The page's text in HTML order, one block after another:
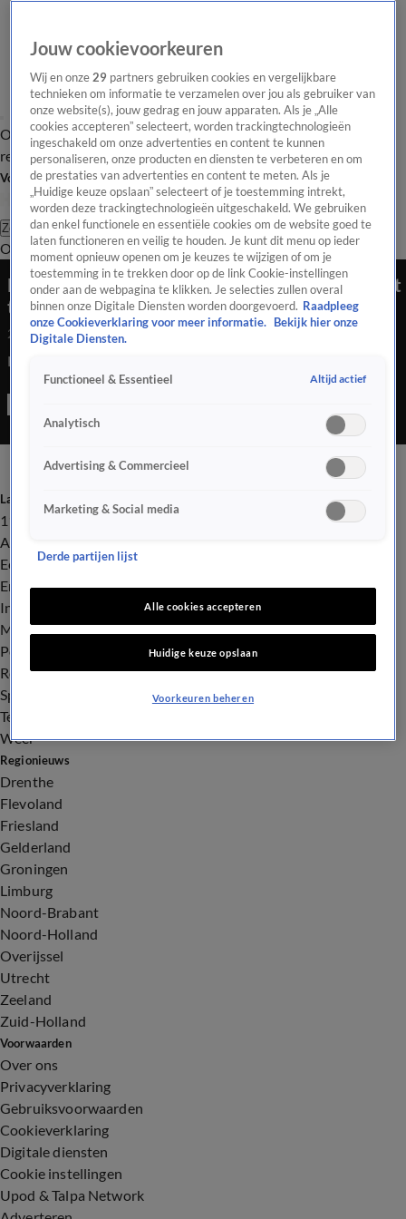
Overzicht Laatste nieuws Regionieuws Het beste van Hart
Tip de
redactie
Volg Hart van Nederland
Zoeken
OverzichtRegioUitzendingenWeerTip de redactiePanelVideo's
Honderden jongeren in Breda om toch 538-feest
te vieren
24 apr 2021, 17:08
Honderden jongeren in Breda om toch 538-feest te vieren
Laatste nieuws
112
Advies & Tips
Economie
Entertainment
Infrastructuur
Milieu en Gezondheid
Politiek
Royalty
Sport
Tech
Weer
Regionieuws
Drenthe
Flevoland
Friesland
Gelderland
Groningen
Limburg
Noord-Brabant
Noord-Holland
Overijssel
Utrecht
Zeeland
Zuid-Holland
Voorwaarden
Over ons
Privacyverklaring
Gebruiksvoorwaarden
Cookieverklaring
Digitale diensten
Cookie instellingen
Upod & Talpa Network
Jouw cookievoorkeuren
Wij en onze29 partners gebruiken cookies en vergelijkbare
technieken om informatie te verzamelen over jou als gebruiker van
onze website(s), jouw gedrag en jouw apparaten. Als je „Alle
cookies accepteren” selecteert, worden trackingtechnologieën
ingeschakeld om onze advertenties en content te kunnen
personaliseren, onze producten en diensten te verbeteren en om
de prestaties van advertenties en content te meten. Als je
„Huidige keuze opslaan” selecteert of je toestemming intrekt,
worden deze trackingtechnologieën uitgeschakeld. We gebruiken
dan enkel functionele en essentiële cookies om de website goed te
laten functioneren en veilig te houden. Je kunt dit menu op ieder
moment opnieuw openen om je keuzes te wijzigen of om je
toestemming in te trekken door op de link Cookie-instellingen
onder aan de webpagina te klikken. Je selecties zullen overal
binnen onze Digitale Diensten worden doorgevoerd. Raadpleeg
onze Cookieverklaring voor meer informatie.
Bekijk hier onze
Digitale Diensten.
Functioneel & Essentieel Altijd actief
Analytisch
Advertising & Commercieel
Marketing & Social media
Derde partijen lijst
Alle cookies accepteren
Huidige keuze opslaan
Voorkeuren beheren